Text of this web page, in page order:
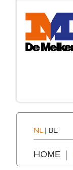
NL | BE
HOME